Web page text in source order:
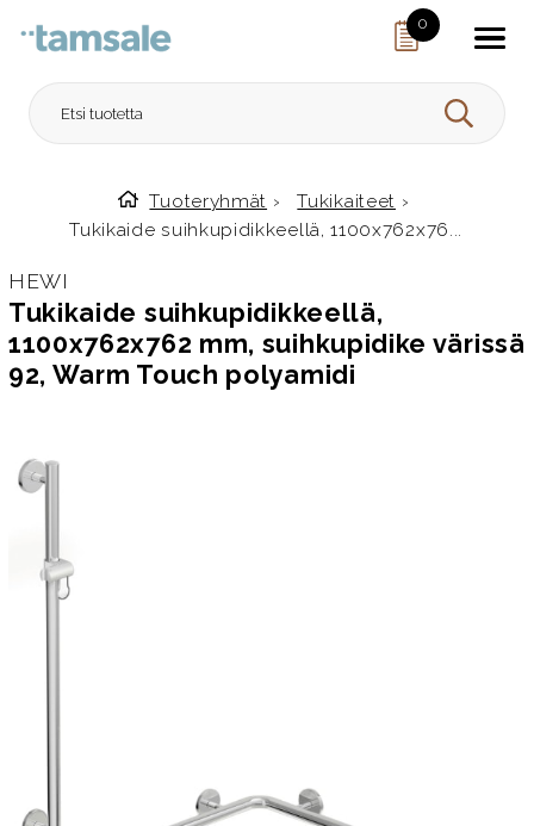
0
HAE
Etusivulle
Tuoteryhmät › Tukikaiteet ›
Tukikaide suihkupidikkeellä, 1100x762x76...
HEWI
Tukikaide suihkupidikkeellä,
1100x762x762 mm, suihkupidike värissä
92, Warm Touch polyamidi